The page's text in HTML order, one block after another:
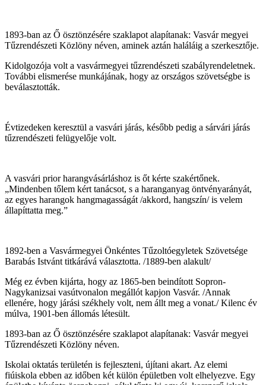
1893-ban az Ő ösztönzésére szaklapot alapítanak: Vasvár megyei
Tűzrendészeti Közlöny néven, aminek aztán haláláig a szerkesztője.
Kidolgozója volt a vasvármegyei tűzrendészeti szabályrendeletnek.
További elismerése munkájának, hogy az országos szövetségbe is
beválasztották.
Évtizedeken keresztül a vasvári járás, később pedig a sárvári járás
tűzrendészeti felügyelője volt.
A vasvári prior harangvásárláshoz is őt kérte szakértőnek.
„Mindenben tőlem kért tanácsot, s a haranganyag öntvényarányát,
az egyes harangok hangmagasságát /akkord, hangszín/ is velem
állapíttatta meg.”
1892-ben a Vasvármegyei Önkéntes Tűzoltóegyletek Szövetsége
Barabás Istvánt titkárává választotta. /1889-ben alakult/
Még ez évben kijárta, hogy az 1865-ben beindított Sopron-
Nagykanizsai vasútvonalon megállót kapjon Vasvár. /Annak
ellenére, hogy járási székhely volt, nem állt meg a vonat./ Kilenc év
múlva, 1901-ben állomás létesült.
1893-ban az Ő ösztönzésére szaklapot alapítanak: Vasvár megyei
Tűzrendészeti Közlöny néven.
Iskolai oktatás területén is fejleszteni, újítani akart. Az elemi
fiúiskola ebben az időben két külön épületben volt elhelyezve. Egy